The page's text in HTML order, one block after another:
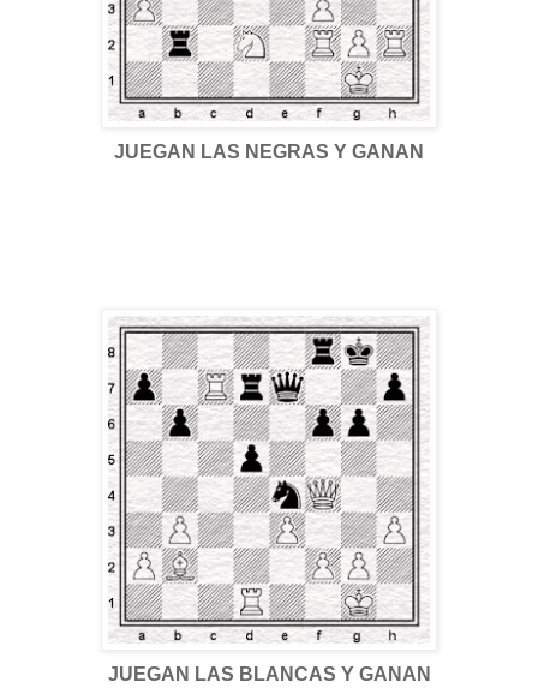
JUEGAN LAS NEGRAS Y GANAN
JUEGAN LAS BLANCAS Y GANAN